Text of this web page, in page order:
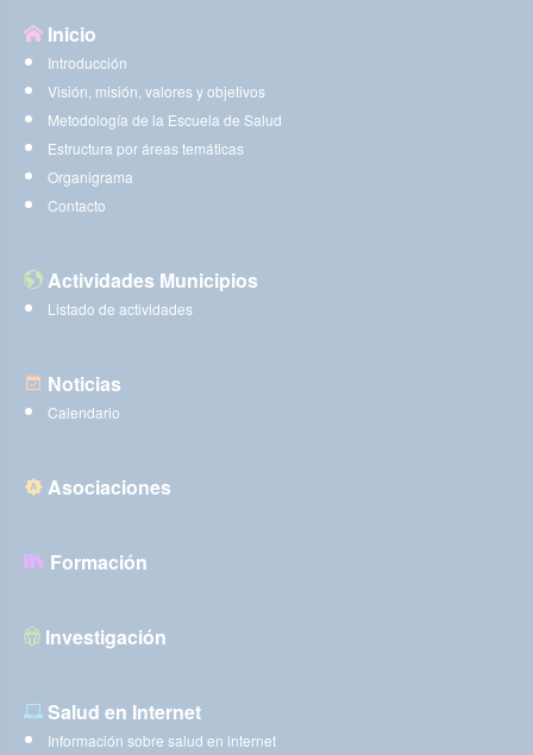
Inicio
Introducción
Visión, misión, valores y objetivos
Metodología de la Escuela de Salud
Estructura por áreas temáticas
Organigrama
Contacto
Actividades Municipios
Listado de actividades
Noticias
Calendario
Asociaciones
Formación
Investigación
Salud en Internet
Información sobre salud en internet